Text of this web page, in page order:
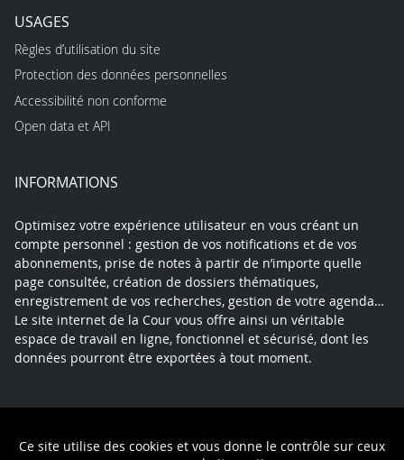
Ce site utilise des cookies et vous donne le contrôle sur ceux
USAGES
Règles d’utilisation du site
Protection des données personnelles
Accessibilité non conforme
Open data et API
INFORMATIONS
Optimisez votre expérience utilisateur en vous créant un
compte personnel : gestion de vos notifications et de vos
abonnements, prise de notes à partir de n’importe quelle
page consultée, création de dossiers thématiques,
enregistrement de vos recherches, gestion de votre agenda…
Le site internet de la Cour vous offre ainsi un véritable
espace de travail en ligne, fonctionnel et sécurisé, dont les
données pourront être exportées à tout moment.
Politique de confidentialité